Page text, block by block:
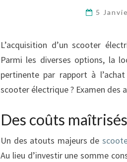
5
L’acquisition d’un scooter
Parmi les diverses options, la
pertinente par rapport à
scooter électrique ? Examen des
Des coûts
Un des atouts majeurs de
Au lieu d’investir une somme